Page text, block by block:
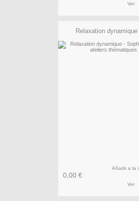
Ver
Relaxation
0,00 €
Añadir a la
Ver